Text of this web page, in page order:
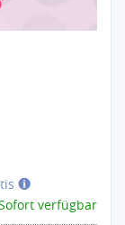
verfügbar